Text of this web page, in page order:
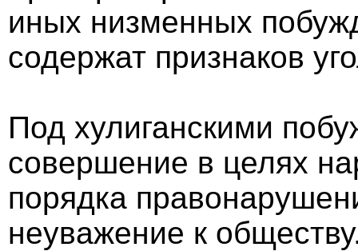
иных низменных
содержат признаков
Под хулиганскими
совершение в целях
порядка
неуважение к